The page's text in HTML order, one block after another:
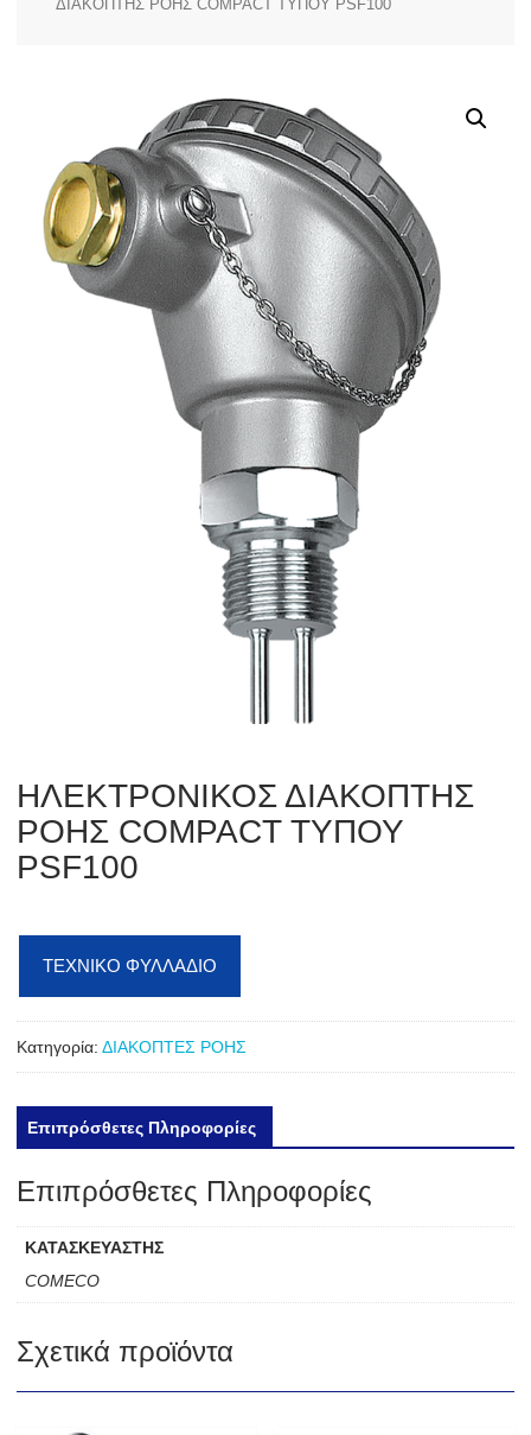
ΔΙΑΚΟΠΤΗΣ ΡΟΗΣ COMPACT ΤΥΠΟΥ PSF100
ΗΛΕΚΤΡΟΝΙΚΟΣ ΔΙΑΚΟΠΤΗΣ
ΡΟΗΣ COMPACT ΤΥΠΟΥ
PSF100
ΤΕΧΝΙΚΟ ΦΥΛΛΑΔΙΟ
Κατηγορία: ΔΙΑΚΟΠΤΕΣ ΡΟΗΣ
Επιπρόσθετες Πληροφορίες
Επιπρόσθετες Πληροφορίες
ΚΑΤΑΣΚΕΥΑΣΤΗΣ
COMECO
Σχετικά προϊόντα